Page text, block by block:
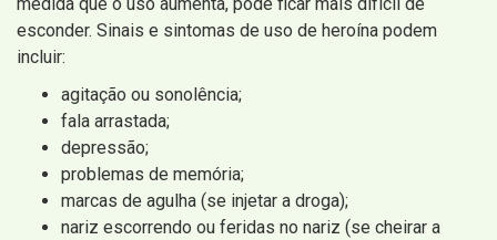
medida que o uso aumenta, pode ficar mais difícil de
esconder. Sinais e sintomas de uso de heroína podem
incluir:
agitação ou sonolência;
fala arrastada;
depressão;
problemas de memória;
marcas de agulha (se injetar a droga);
nariz escorrendo ou feridas no nariz (se cheirar a